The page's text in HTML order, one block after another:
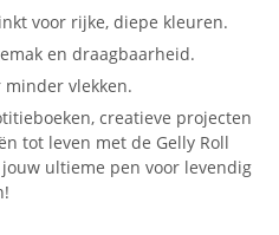
voor rijke, diepe kleuren.
en draagbaarheid.
vlekken.
creatieve projecten
tot leven met de Gelly Roll
ultieme pen voor levendig